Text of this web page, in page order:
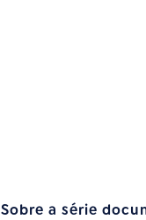
Sobre a série